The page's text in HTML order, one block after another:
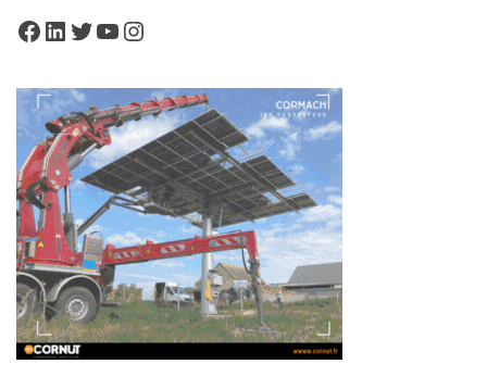
Facebook
LinkedIn
Twitter
YouTube
Instagram